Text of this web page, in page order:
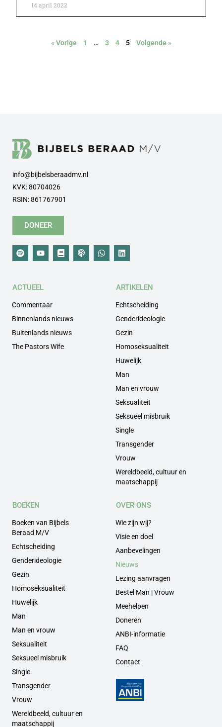
14 april 2022
« Vorige 1 … 3 4 5 Volgende »
info@bijbelsberaadmv.nl
KVK: 80704026
RSIN: 861767901
DONEER
ACTUEEL
Commentaar
Binnenlands nieuws
Buitenlands nieuws
The Pastors Wife
ARTIKELEN
Echtscheiding
Genderideologie
Gezin
Homoseksualiteit
Huwelijk
Man
Man en vrouw
Seksualiteit
Seksueel misbruik
Single
Transgender
Vrouw
Wereldbeeld, cultuur en
maatschappij
BOEKEN
Boeken van Bijbels
Beraad M/V
Echtscheiding
Genderideologie
Gezin
Homoseksualiteit
Huwelijk
Man
Man en vrouw
Seksualiteit
Seksueel misbruik
Single
Transgender
Vrouw
Wereldbeeld, cultuur en
maatschappij
OVER ONS
Wie zijn wij?
Visie en doel
Aanbevelingen
Nieuws
Lezing aanvragen
Bestel Man | Vrouw
Meehelpen
Doneren
ANBI-informatie
FAQ
Contact